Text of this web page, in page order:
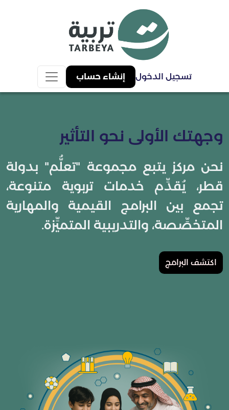
تسجيل الدخول إنشاء حساب
وجهتك الأولى نحو التأثير
نحن مركز يتبع مجموعة "تعلُّم" بدولة
قطر، يُقدِّم خدمات تربوية متنوعة،
تجمع بين البرامج القيمية والمهارية
المتخصِّصة، والتدريبية المتميِّزة.
اكتشف البرامج